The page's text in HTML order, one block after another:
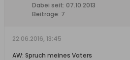
Dabei seit: 07.10.2013
Beiträge: 7
22.06.2016, 13:45
AW: Spruch meines Vaters